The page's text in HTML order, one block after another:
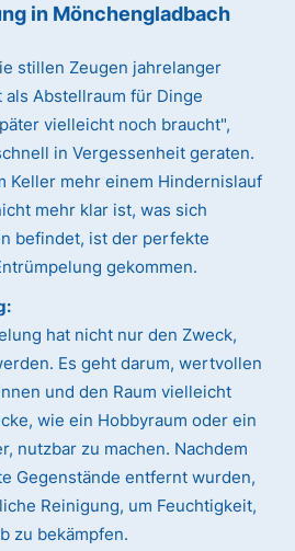
in Mönchengladbach
stillen Zeugen jahrelanger
als Abstellraum für Dinge
vielleicht noch braucht",
in Vergessenheit geraten.
Keller mehr einem Hindernislauf
mehr klar ist, was sich
befindet, ist der perfekte
gekommen.
hat nicht nur den Zweck,
Es geht darum, wertvollen
und den Raum vielleicht
wie ein Hobbyraum oder ein
nutzbar zu machen. Nachdem
Gegenstände entfernt wurden,
Reinigung, um Feuchtigkeit,
zu bekämpfen.